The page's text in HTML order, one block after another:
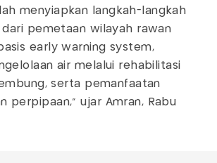
menyiapkan langkah-langkah
pemetaan wilayah rawan
early warning system,
air melalui rehabilitasi
serta pemanfaatan
perpipaan,” ujar Amran, Rabu